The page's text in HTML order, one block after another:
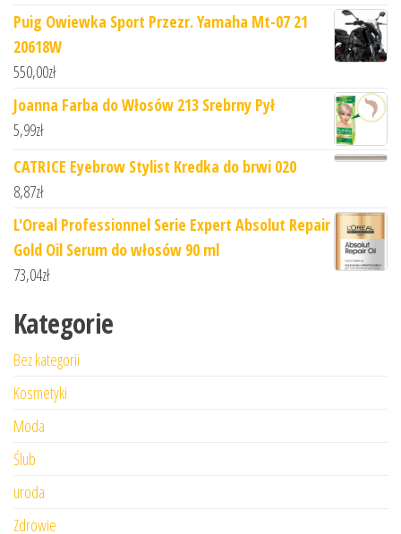
Puig Owiewka Sport Przezr. Yamaha Mt-07 21
20618W
550,00zł
Joanna Farba do Włosów 213 Srebrny Pył
5,99zł
CATRICE Eyebrow Stylist Kredka do brwi 020
8,87zł
L'Oreal Professionnel Serie Expert Absolut Repair
Gold Oil Serum do włosów 90 ml
73,04zł
Kategorie
Bez kategorii
Kosmetyki
Moda
Ślub
uroda
Zdrowie